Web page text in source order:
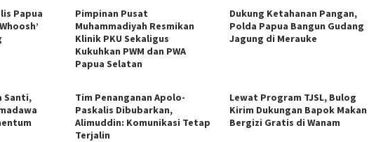
Papua
Pimpinan Pusat
Muhammadiyah Resmikan
Klinik PKU Sekaligus
Kukuhkan PWM dan PWA
Papua Selatan
Dukung Ketahanan Pangan,
Polda Papua Bangun Gudang
Jagung di Merauke
Santi,
Tim Penanganan Apolo-
Paskalis Dibubarkan,
Alimuddin: Komunikasi Tetap
Terjalin
Lewat Program TJSL, Bulog
Kirim Dukungan Bapok Makan
Bergizi Gratis di Wanam